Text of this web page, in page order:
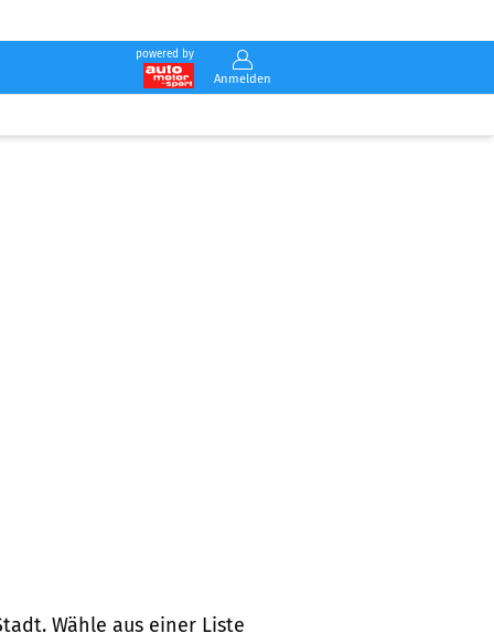
powered by
Anmelden
Wähle aus einer Liste